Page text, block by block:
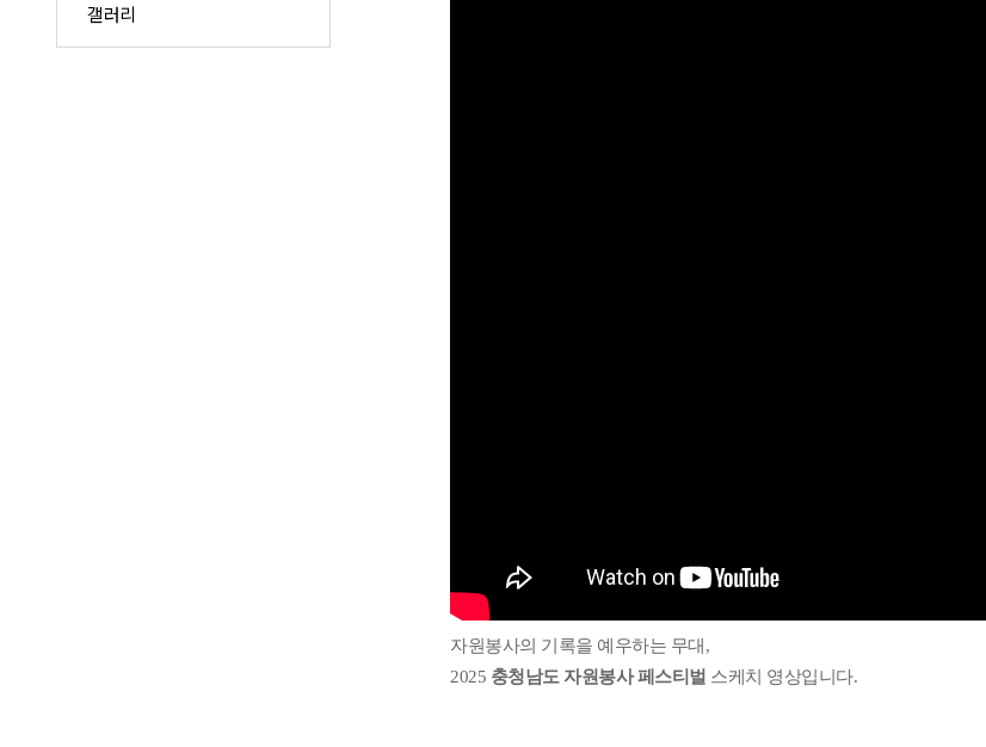
갤러리
자원봉사의 기록을 예우하는 무대,
2025 충청남도 자원봉사 페스티벌 스케치 영상입니다.